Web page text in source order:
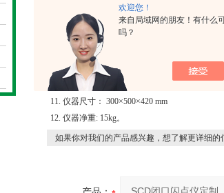
欢迎您！
来自局域网的朋友！有什么
吗？
5. 加热器：（德国进口）电热丝；功率：zui大
6. 冷却方式: 强制风冷；
7. 点火气体: 全自动电子点火及气体火焰点火。
8. 外部输出: RS-232C 标准接口能与PC机连接，
9. 显示： 7 寸彩色液晶触摸屏.
10. 电源电压： AC220V±10%，50HZ,1KW；
11. 仪器尺寸： 300×500×420 mm
12. 仪器净重: 15kg。
如果你对我们的产品感兴趣，想了解更详细的